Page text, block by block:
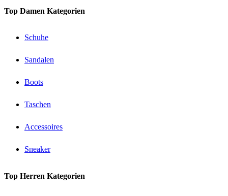
Top Damen Kategorien
Schuhe
Sandalen
Boots
Taschen
Accessoires
Sneaker
Top Herren Kategorien